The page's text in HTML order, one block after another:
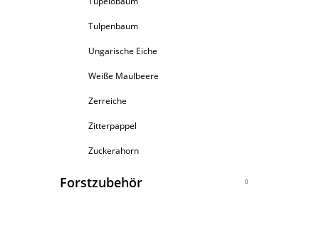
Tulpenbaum
Ungarische Eiche
Weiße Maulbeere
Zerreiche
Zitterpappel
Zuckerahorn
Forstzubehör